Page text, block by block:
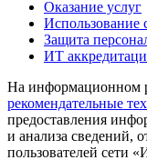
Оказание услуг
Использование
Защита
ИТ
На информационном
рекомендательные
предоставления
и анализа сведений,
пользователей сети